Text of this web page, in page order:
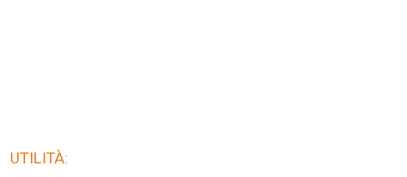
UTILITÀ: